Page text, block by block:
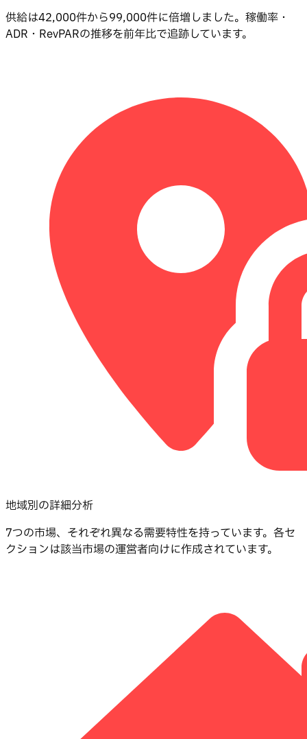
供給は42,000件から99,000件に倍増しました。稼働率・
ADR・RevPARの推移を前年比で追跡しています。
地域別の詳細分析
7つの市場、それぞれ異なる需要特性を持っています。各セ
クションは該当市場の運営者向けに作成されています。